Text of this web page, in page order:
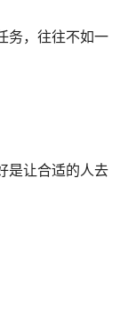
务，往往不如一
是让合适的人去